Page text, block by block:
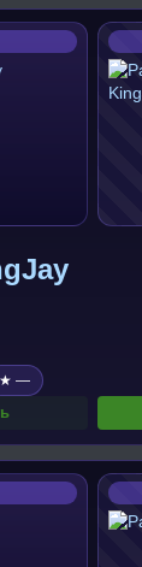
★ —